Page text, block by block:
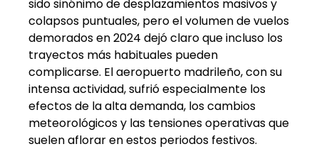
sido sinónimo de desplazamientos masivos y
colapsos puntuales, pero el volumen de vuelos
demorados en 2024 dejó claro que incluso los
trayectos más habituales pueden
complicarse. El aeropuerto madrileño, con su
intensa actividad, sufrió especialmente los
efectos de la alta demanda, los cambios
meteorológicos y las tensiones operativas que
suelen aflorar en estos periodos festivos.